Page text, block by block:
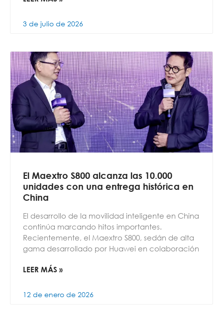
3 de julio de 2026
El Maextro S800 alcanza las 10.000
unidades con una entrega histórica en
China
El desarrollo de la movilidad inteligente en China
continúa marcando hitos importantes.
Recientemente, el Maextro S800, sedán de alta
gama desarrollado por Huawei en colaboración
LEER MÁS »
12 de enero de 2026